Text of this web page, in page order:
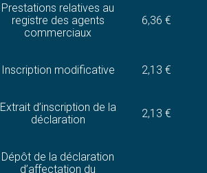
Prestations relatives au
registre des agents
commerciaux
6,36 €
Inscription modificative 2,13 €
Extrait d’inscription de la
déclaration
2,13 €
Dépôt de la déclaration
d’affectation du